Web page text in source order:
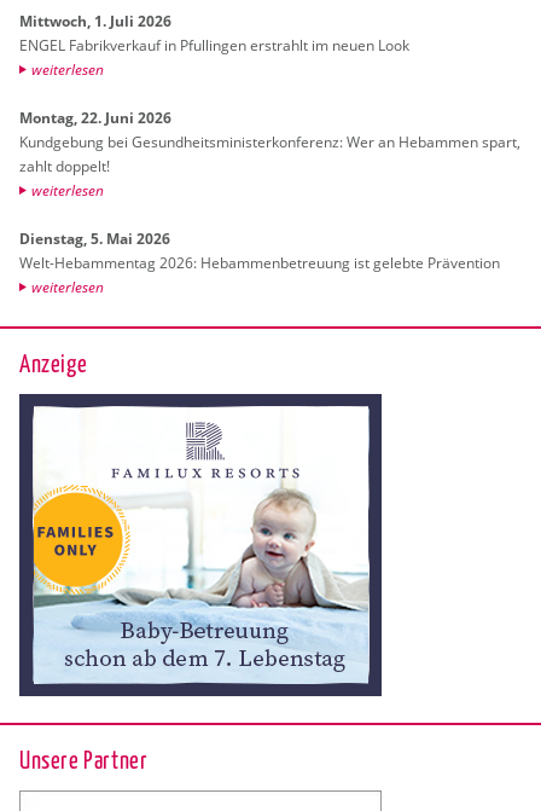
Mitt­woch, 1. Juli 2026
ENGEL Fa­brik­ver­kauf in Pful­lin­gen er­strahlt im neuen Look
wei­ter­le­sen
Mon­tag, 22. Juni 2026
Kund­ge­bung bei Ge­sund­heits­mi­nis­ter­kon­fe­renz: Wer an Heb­am­men spart,
zahlt dop­pelt!
wei­ter­le­sen
Diens­tag, 5. Mai 2026
Welt-Heb­am­men­tag 2026: Heb­am­men­be­treu­ung ist ge­leb­te Prä­ven­ti­on
wei­ter­le­sen
Anzeige
Unsere Partner